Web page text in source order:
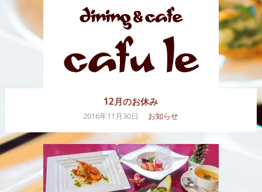
12月のお休み
2016年11月30日 お知らせ